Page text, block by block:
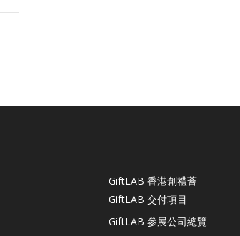
GiftLAB 香港創禮薈
GiftLAB 交付項目
GiftLAB 參展公司總覽